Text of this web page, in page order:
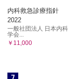
内科救急診療指針
2022
一般社団法人 日本内科
学会...
￥11,000